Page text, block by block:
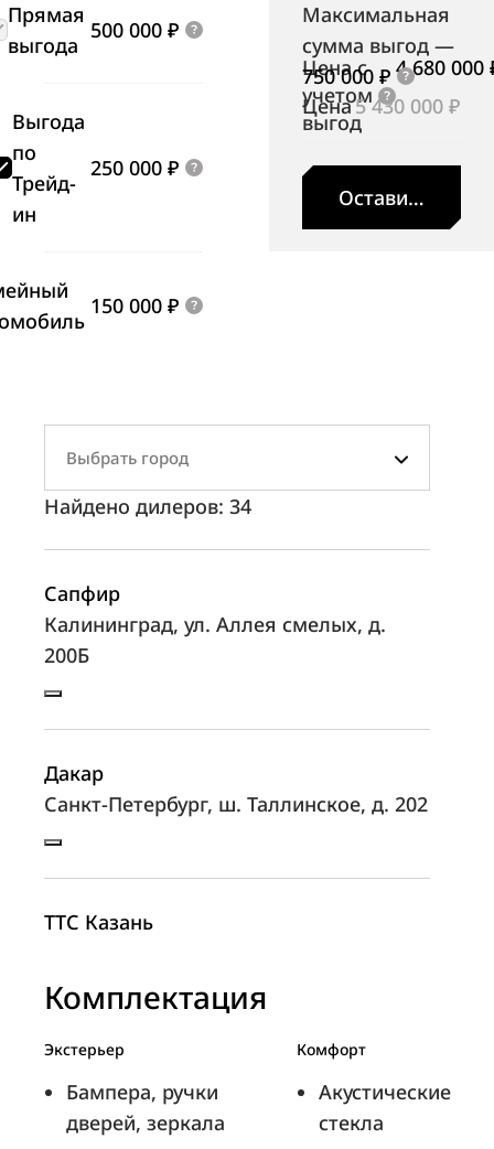
500 000 ₽
Прямая
выгода
250 000 ₽
Выгода
по
Трейд-
ин
150 000 ₽
Максимальная
сумма выгод —
750 000 ₽
Цена с
учетом
выгод
4 680 000
Цена5 430 000 ₽
Оставить
Выбрать город
Найдено дилеров: 34
Сапфир
Калининград, ул. Аллея смелых, д.
200Б
Дакар
Санкт-Петербург, ш. Таллинское, д. 202
ТТС Казань
Уфа, ул. Маршала Жукова, д. 36
Комплектация
Экстерьер
Бампера, ручки
дверей, зеркала
Комфорт
Акустические
стекла